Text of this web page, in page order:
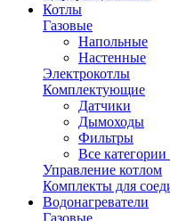
Котлы
Газовые
Напольные
Настенные
Электрокотлы
Комплектующие
Датчики
Дымоходы
Фильтры
Все категории
Управление котлом
Комплекты для
Водонагреватели
Газовые